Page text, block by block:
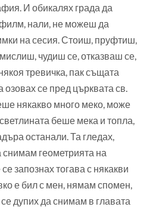
И обикалях града да
нали, не можеш да
на сесия. Стоиш, пруфтиш,
чудиш се, отказваш се,
тревичка, пак същата
озовах се пред църквата св.
някакво много меко, може
беше мека и топла,
останали. Та гледах,
геометрията на
запознах тогава с някакви
е бил с мен, нямам спомен,
дупих да снимам в главата